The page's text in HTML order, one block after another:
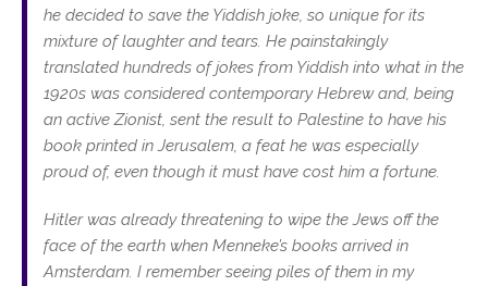
he decided to save the Yiddish joke, so unique for its
mixture of laughter and tears. He painstakingly
translated hundreds of jokes from Yiddish into what in the
1920s was considered contemporary Hebrew and, being
an active Zionist, sent the result to Palestine to have his
book printed in Jerusalem, a feat he was especially
proud of, even though it must have cost him a fortune.
Hitler was already threatening to wipe the Jews off the
face of the earth when Menneke’s books arrived in
Amsterdam. I remember seeing piles of them in my